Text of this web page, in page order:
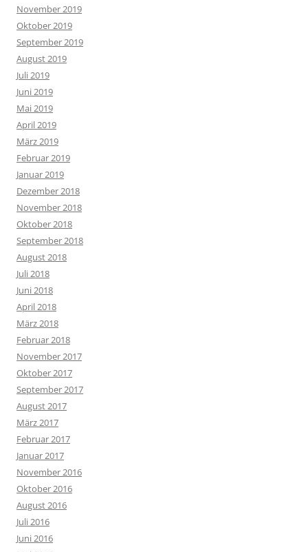
November 2019
Oktober 2019
September 2019
August 2019
Juli 2019
Juni 2019
Mai 2019
April 2019
März 2019
Februar 2019
Januar 2019
Dezember 2018
November 2018
Oktober 2018
September 2018
August 2018
Juli 2018
Juni 2018
April 2018
März 2018
Februar 2018
November 2017
Oktober 2017
September 2017
August 2017
März 2017
Februar 2017
Januar 2017
November 2016
Oktober 2016
August 2016
Juli 2016
Juni 2016